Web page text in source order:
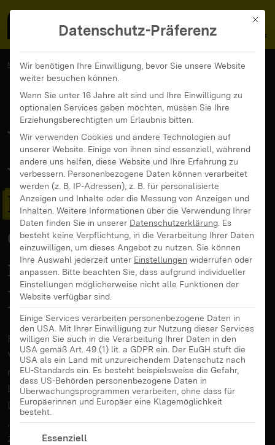
MENÜ
MedienFokus BW ...
News und Beiträge
Die 10 häufigsten Fragen bei der medienpädagogischen
Was wollen Eltern
wissen? Die10
häufigsten Fragenbei
der
medienpädagogischen
Beratungsstelle
Fragen zu Gewaltvideos, Cyber-Mobbing,
Verletzung der Privatsphäre, Onlinespielsucht? Die
medienpädagogische Beratungsstelle des
Landesmedienzentrums unterstützt Eltern,
Lehrkräfte und Erziehende rund ums Thema
„Medien“. Wir haben die 10 häufigsten Fragen
zusammengestellt, die Eltern an die
Mit
Datenschutz-Präferenz
Wir benötigen Ihre Einwilligung, bevor Sie unsere Website
weiter besuchen können.
Wenn Sie unter 16 Jahre alt sind und Ihre Einwilligung zu
optionalen Services geben möchten, müssen Sie Ihre
Erziehungsberechtigten um Erlaubnis bitten.
Wir verwenden Cookies und andere Technologien auf
unserer Website. Einige von ihnen sind essenziell, während
andere uns helfen, diese Website und Ihre Erfahrung zu
verbessern. Personenbezogene Daten können verarbeitet
werden (z. B. IP-Adressen), z. B. für personalisierte
Anzeigen und Inhalte oder die Messung von Anzeigen und
Inhalten. Weitere Informationen über die Verwendung Ihrer
Daten finden Sie in unserer Datenschutzerklärung Es
besteht keine Verpflichtung, in die Verarbeitung Ihrer Daten
einzuwilligen, um dieses Angebot zu nutzen. Sie können
Ihre Auswahl jederzeit unter Einstellungen widerrufen oder
anpassen. Bitte beachten Sie, dass aufgrund individueller
Einstellungen möglicherweise nicht alle Funktionen der
Website verfügbar sind.
Einige Services verarbeiten personenbezogene Daten in
den USA. Mit Ihrer Einwilligung zur Nutzung dieser Services
willigen Sie auch in die Verarbeitung Ihrer Daten in den
USA gemäß Art. 49 (1) lit. a GDPR ein. Der EuGH stuft die
USA als ein Land mit unzureichendem Datenschutz nach
EU-Standards ein. Es besteht beispielsweise die Gefahr,
dass US-Behörden personenbezogene Daten in
Überwachungsprogrammen verarbeiten, ohne dass für
Europäerinnen und Europäer eine Klagemöglichkeit
besteht.
Es folgt eine Liste der Service-Gruppen, für die eine
Essenziell